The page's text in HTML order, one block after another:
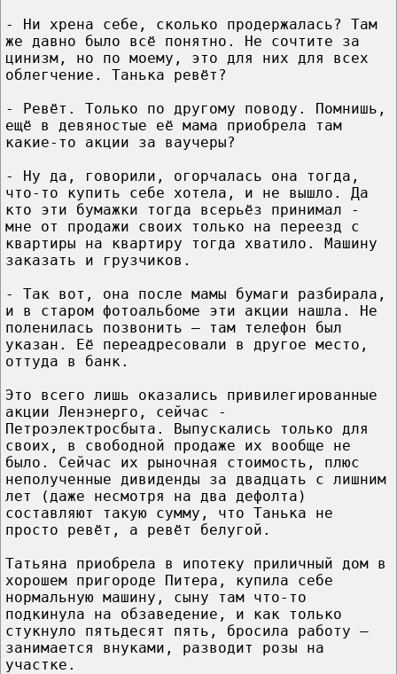
- Ни хрена себе, сколько продержалась? Там
же давно было всё понятно. Не сочтите за
цинизм, но по моему, это для них для всех
облегчение. Танька ревёт?
- Ревёт. Только по другому поводу. Помнишь,
ещё в девяностые её мама приобрела там
какие-то акции за ваучеры?
- Ну да, говорили, огорчалась она тогда,
что-то купить себе хотела, и не вышло. Да
кто эти бумажки тогда всерьёз принимал -
мне от продажи своих только на переезд с
квартиры на квартиру тогда хватило. Машину
заказать и грузчиков.
- Так вот, она после мамы бумаги разбирала,
и в старом фотоальбоме эти акции нашла. Не
поленилась позвонить – там телефон был
указан. Её переадресовали в другое место,
оттуда в банк.
Это всего лишь оказались привилегированные
акции Ленэнерго, сейчас -
Петроэлектросбыта. Выпускались только для
своих, в свободной продаже их вообще не
было. Сейчас их рыночная стоимость, плюс
неполученные дивиденды за двадцать с лишним
лет (даже несмотря на два дефолта)
составляют такую сумму, что Танька не
просто ревёт, а ревёт белугой.
Татьяна приобрела в ипотеку приличный дом в
хорошем пригороде Питера, купила себе
нормальную машину, сыну там что-то
подкинула на обзаведение, и как только
стукнуло пятьдесят пять, бросила работу –
занимается внуками, разводит розы на
участке.